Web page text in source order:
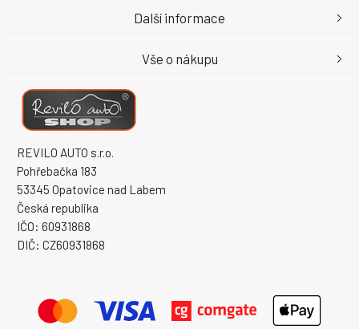
REVILO AUTO s.r.o.
Pohřebačka 183
53345 Opatovice nad Labem
Česká republika
IČO: 60931868
DIČ: CZ60931868
Další informace
Vše o nákupu